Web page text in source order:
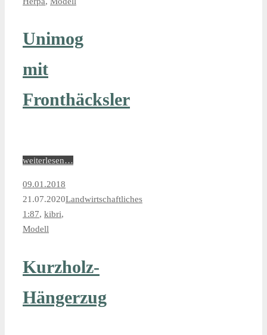
Unimog
mit
Fronthäcksler
weiterlesen…
09.01.2018
21.07.2020Landwirtschaftliches
1:87, kibri,
Modell
Kurzholz-
Hängerzug